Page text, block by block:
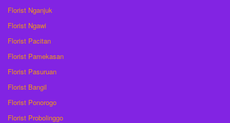
Florist Nganjuk
Florist Ngawi
Florist Pacitan
Florist Pamekasan
Florist Pasuruan
Florist Bangil
Florist Ponorogo
Florist Probolinggo